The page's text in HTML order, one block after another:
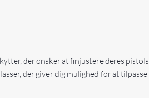
der ønsker at finjustere deres pistols
der giver dig mulighed for at tilpasse